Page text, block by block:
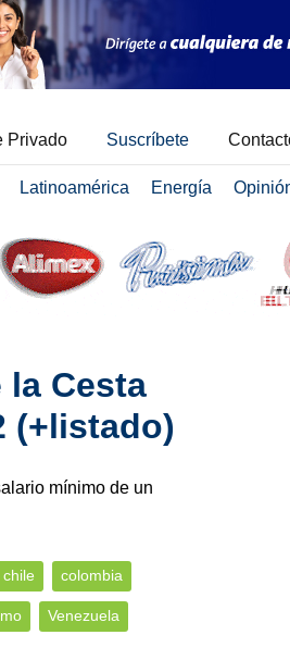
Privado Suscríbete
Latinoamérica Energía
Cesta
(+listado)
mínimo de un
chile colombia
Venezuela